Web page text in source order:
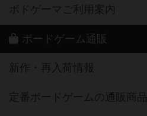
ボドゲーマご利用案内
ボードゲーム通販
新作・再入荷情報
定番ボードゲームの通販商品